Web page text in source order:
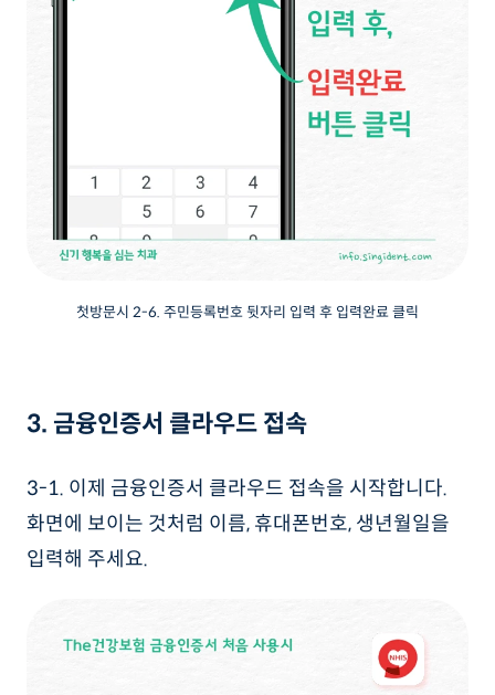
첫방문시 2-6. 주민등록번호 뒷자리 입력 후 입력완료 클릭
3. 금융인증서 클라우드 접속
3-1. 이제 금융인증서 클라우드 접속을 시작합니다.
화면에 보이는 것처럼 이름, 휴대폰번호, 생년월일을
입력해 주세요.